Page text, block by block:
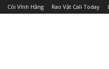
Cõi Vĩnh Hằng Rao Vặt Cali Today